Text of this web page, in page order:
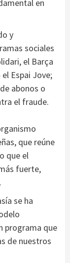
en
y
sociales
el Barça
Espai Jove;
abonos o
el fraude.
que reúne
que el
fuerte,
se ha
programa que
de nuestros